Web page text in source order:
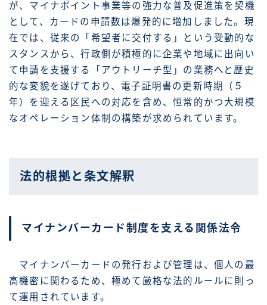
が、マイナポイント事業等の強力な普及促進策を契機
として、カードの申請数は爆発的に増加しました。現
在では、従来の「希望者に交付する」という受動的な
スタンスから、行政側が積極的に企業や地域に出向い
て申請を支援する「アウトリーチ型」の業務へと歴史
的な変貌を遂げており、電子証明書の更新時期（５
年）を迎える区民への対応を含め、恒常的かつ大規模
なオペレーション体制の構築が求められています。
法的根拠と条文解釈
マイナンバーカード制度を支える関係法令
マイナンバーカードの発行および管理は、個人の最
高機密に関わるため、極めて厳格な法的ルールに則っ
て運用されています。